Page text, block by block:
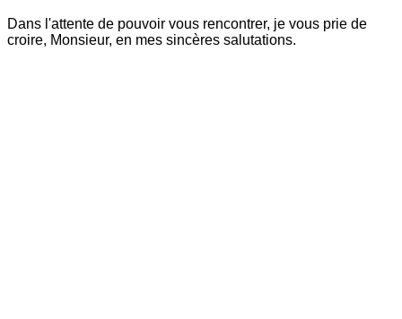
Dans l'attente de pouvoir vous rencontrer, je vous prie de
croire, Monsieur, en mes sincères salutations.